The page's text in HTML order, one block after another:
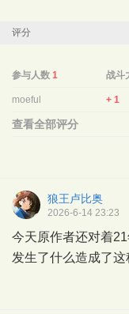
评分
参与人数 1 战斗
moeful + 1
查看全部评分
狼王卢比奥
2026-6-14 23:23
今天原作者还对着
发生了什么造成了这